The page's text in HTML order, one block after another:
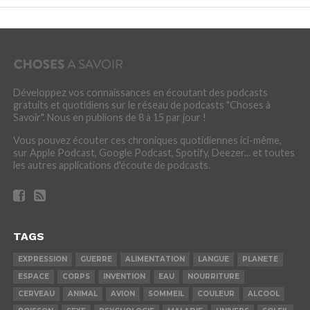
Développez vos connaissances en écoutant des podcasts
gratuits et quotidiens sur le réseau de podcasts "Choses à
Savoir". Nous en publions de 8 à 15 par jour !
Vous pouvez écouter ces chroniques quotidiennes ici-même,
sur Apple Podcast, Google Podcast, Spotify, Deezer... et toutes
les autres applications d'écoute de podcasts.
TAGS
EXPRESSION GUERRE ALIMENTATION LANGUE
PLANETE
ESPACE
CORPS INVENTION EAU
NOURRITURE
CERVEAU
ANIMAL AVION SOMMEIL COULEUR
ALCOOL